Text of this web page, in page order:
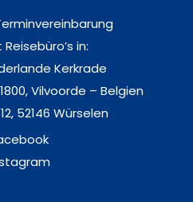
in:
Kerkrade
Vilvoorde – Belgien
52146 Würselen